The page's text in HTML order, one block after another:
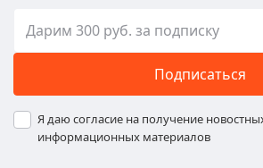
Подписаться
Я даю согласие на получение
информационных материалов